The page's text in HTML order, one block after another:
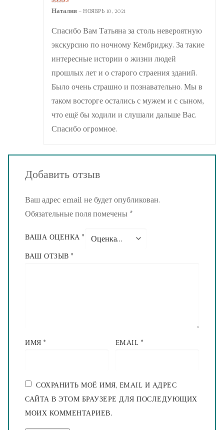
Оценка5
Наталия – НОЯБРЬ 10, 2021
Спасибо Вам Татьяна за столь невероятную
экскурсию по ночному Кембриджу. За такие
интересные истории о жизни людей
прошлых лет и о старого страения зданий.
Было очень страшно и познавательно. Мы в
таком восторге остались с мужем и с сыном,
что ещё бы ходили и слушали дальше Вас.
Спасибо огромное.
Добавить отзыв
Ваш адрес email не будет опубликован.
Обязательные поля помечены *
ВАША ОЦЕНКА *
ВАШ ОТЗЫВ *
ИМЯ * EMAIL *
СОХРАНИТЬ МОЁ ИМЯ, EMAIL И АДРЕС
САЙТА В ЭТОМ БРАУЗЕРЕ ДЛЯ ПОСЛЕДУЮЩИХ
МОИХ КОММЕНТАРИЕВ.